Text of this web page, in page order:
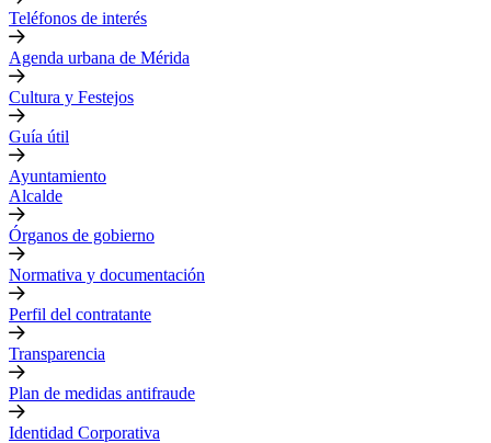
Teléfonos de interés
Agenda urbana de Mérida
Cultura y Festejos
Guía útil
Ayuntamiento
Alcalde
Órganos de gobierno
Normativa y documentación
Perfil del contratante
Transparencia
Plan de medidas antifraude
Identidad Corporativa